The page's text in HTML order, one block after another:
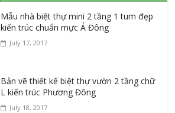
Mẫu nhà biệt thự mini 2 tầng 1 tum đẹp
kiến trúc chuẩn mực Á Đông
July 17, 2017
Bản vẽ thiết kế biệt thự vườn 2 tầng chữ
L kiến trúc Phương Đông
July 18, 2017